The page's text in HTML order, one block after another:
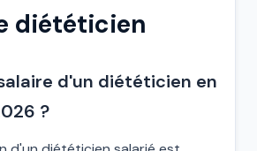
diététicien
d'un diététicien en
?